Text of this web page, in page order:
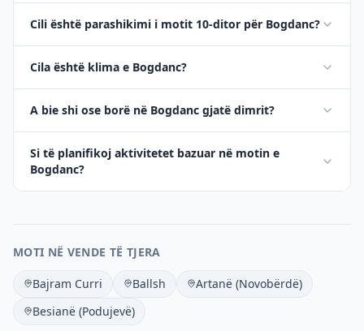
Cili është parashikimi i motit 10-ditor për Bogdanc?
Cila është klima e Bogdanc?
A bie shi ose borë në Bogdanc gjatë dimrit?
Si të planifikoj aktivitetet bazuar në motin e
Bogdanc?
MOTI NË VENDE TË TJERA
Bajram Curri Ballsh
Artanë (Novobërdë)
Besianë (Podujevë)